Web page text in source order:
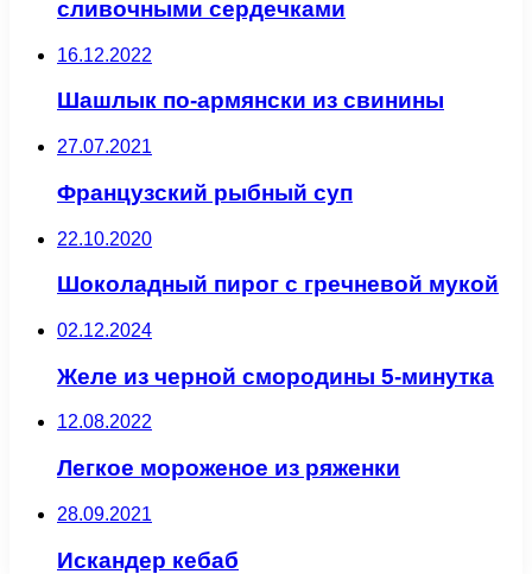
сливочными сердечками
16.12.2022
Шашлык по-армянски из свинины
27.07.2021
Французский рыбный суп
22.10.2020
Шоколадный пирог с гречневой мукой
02.12.2024
Желе из черной смородины 5-минутка
12.08.2022
Легкое мороженое из ряженки
28.09.2021
Искандер кебаб